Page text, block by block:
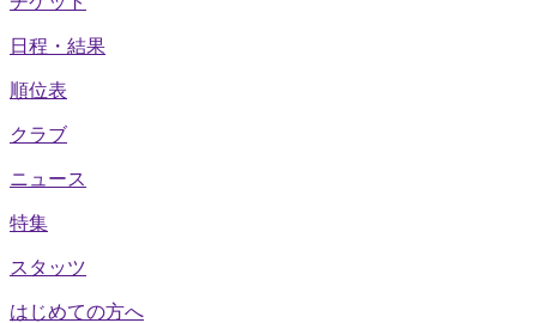
日程・結果
順位表
クラブ
ニュース
特集
スタッツ
はじめての方へ